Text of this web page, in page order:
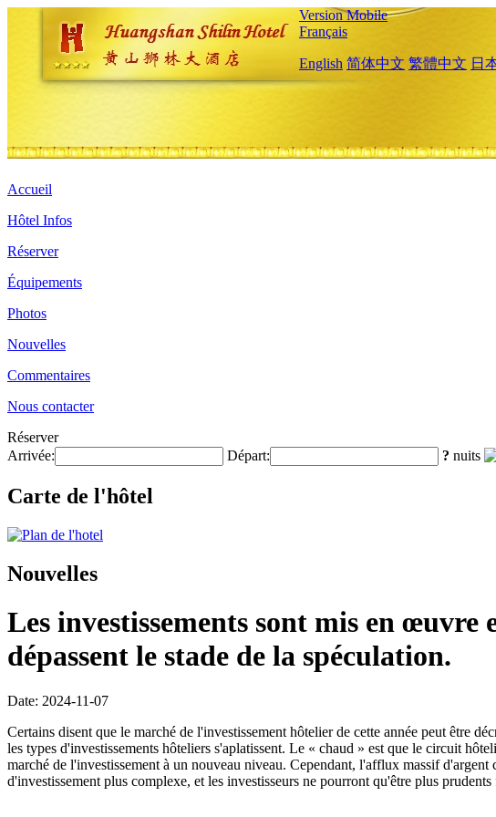
Version Mobile
Français
English 简体中文 繁體中文 日
Accueil
Hôtel Infos
Réserver
Équipements
Photos
Nouvelles
Commentaires
Nous contacter
Réserver
Arrivée:
Départ: ? nuits
Carte de l'hôtel
Nouvelles
Les investissements sont mis en
dépassent le stade de la spéculation.
Date: 2024-11-07
Certains disent que le marché de l'investissement hôtelier de cette année peut être
les types d'investissements hôteliers s'aplatissent. Le « chaud » est que le circuit
marché de l'investissement à un nouveau niveau. Cependant, l'afflux massif
d'investissement plus complexe, et les investisseurs ne pourront qu'être plus